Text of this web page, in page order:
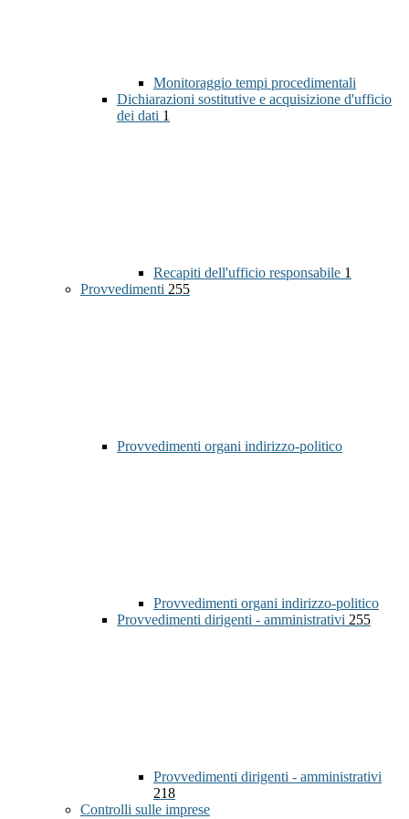
Monitoraggio tempi procedimentali
Dichiarazioni sostitutive e acquisizione d'ufficio
dei dati 1
Recapiti dell'ufficio responsabile 1
Provvedimenti 255
Provvedimenti organi indirizzo-politico
Provvedimenti organi indirizzo-politico
Provvedimenti dirigenti - amministrativi 255
Provvedimenti dirigenti - amministrativi
218
Controlli sulle imprese